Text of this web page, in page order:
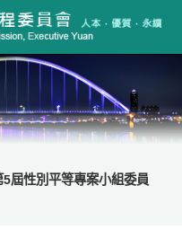
政院公共工
5屆性別平等專案小組委員